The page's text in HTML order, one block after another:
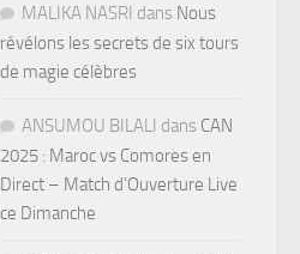
MALIKA NASRI dans Nous
révélons les secrets de six tours
de magie célèbres
ANSUMOU BILALI dans CAN
2025 : Maroc vs Comores en
Direct – Match d’Ouverture Live
ce Dimanche